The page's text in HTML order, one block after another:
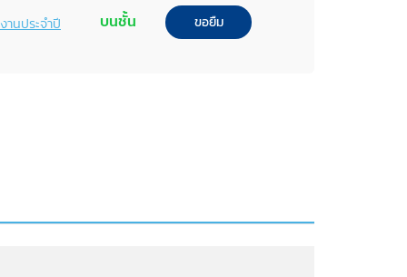
านประจำปี บนชั้น ขอยืม